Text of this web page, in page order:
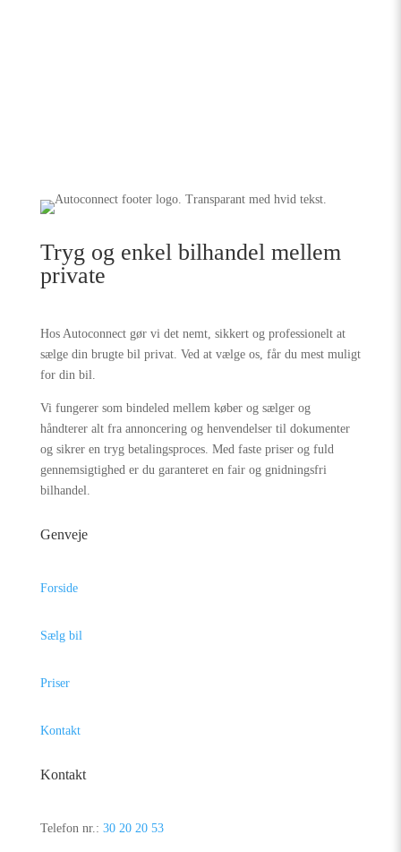
Tryg og enkel bilhandel mellem
private
Hos Autoconnect gør vi det nemt, sikkert og professionelt at
sælge din brugte bil privat. Ved at vælge os, får du mest muligt
for din bil.
Vi fungerer som bindeled mellem køber og sælger og
håndterer alt fra annoncering og henvendelser til dokumenter
og sikrer en tryg betalingsproces. Med faste priser og fuld
gennemsigtighed er du garanteret en fair og gnidningsfri
bilhandel.
Genveje
Forside
Sælg bil
Priser
Kontakt
Kontakt
Telefon nr.: 30 20 20 53